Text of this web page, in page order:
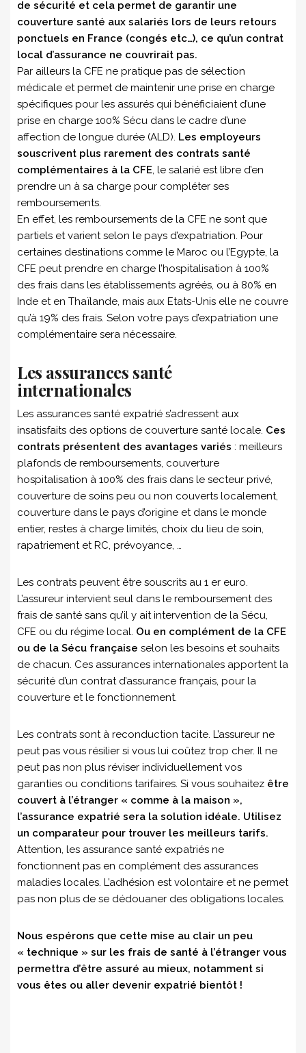
de sécurité et cela permet de garantir une
couverture santé aux salariés lors de leurs retours
ponctuels en France (congés etc…), ce qu’un contrat
local d’assurance ne couvrirait pas.
Par ailleurs la CFE ne pratique pas de sélection
médicale et permet de maintenir une prise en charge
spécifiques pour les assurés qui bénéficiaient d’une
prise en charge 100% Sécu dans le cadre d’une
affection de longue durée (ALD). Les employeurs
souscrivent plus rarement des contrats santé
complémentaires à la CFE , le salarié est libre d’en
prendre un à sa charge pour compléter ses
remboursements.
En effet, les remboursements de la CFE ne sont que
partiels et varient selon le pays d’expatriation. Pour
certaines destinations comme le Maroc ou l’Egypte, la
CFE peut prendre en charge l’hospitalisation à 100%
des frais dans les établissements agréés, ou à 80% en
Inde et en Thaïlande, mais aux Etats-Unis elle ne couvre
qu’à 19% des frais. Selon votre pays d’expatriation une
complémentaire sera nécessaire.
Les assurances santé
internationales
Les assurances santé expatrié s’adressent aux
insatisfaits des options de couverture santé locale. Ces
contrats présentent des avantages variés : meilleurs
plafonds de remboursements, couverture
hospitalisation à 100% des frais dans le secteur privé,
couverture de soins peu ou non couverts localement,
couverture dans le pays d’origine et dans le monde
entier, restes à charge limités, choix du lieu de soin,
rapatriement et RC, prévoyance, …
Les contrats peuvent être souscrits au 1 er euro.
L’assureur intervient seul dans le remboursement des
frais de santé sans qu’il y ait intervention de la Sécu,
CFE ou du régime local. Ou en complément de la CFE
ou de la Sécu française selon les besoins et souhaits
de chacun. Ces assurances internationales apportent la
sécurité d’un contrat d’assurance français, pour la
couverture et le fonctionnement.
Les contrats sont à reconduction tacite. L’assureur ne
peut pas vous résilier si vous lui coûtez trop cher. Il ne
peut pas non plus réviser individuellement vos
garanties ou conditions tarifaires. Si vous souhaitez être
couvert à l’étranger « comme à la maison »,
l’assurance expatrié sera la solution idéale. Utilisez
un comparateur pour trouver les meilleurs tarifs.
Attention, les assurance santé expatriés ne
fonctionnent pas en complément des assurances
maladies locales. L’adhésion est volontaire et ne permet
pas non plus de se dédouaner des obligations locales.
Nous espérons que cette mise au clair un peu
« technique » sur les frais de santé à l’étranger vous
permettra d’être assuré au mieux, notamment si
vous êtes ou aller devenir expatrié bientôt !